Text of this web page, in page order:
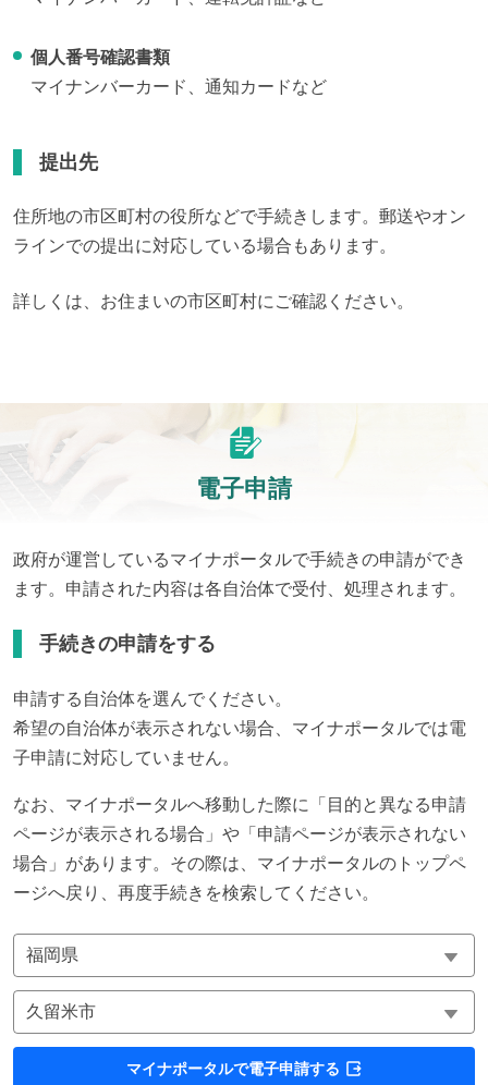
個人番号確認書類
マイナンバーカード、通知カードなど
提出先
住所地の市区町村の役所などで手続きします。郵送やオン
ラインでの提出に対応している場合もあります。
詳しくは、お住まいの市区町村にご確認ください。
電子申請
政府が運営しているマイナポータルで手続きの申請ができ
ます。申請された内容は各自治体で受付、処理されます。
手続きの申請をする
申請する自治体を選んでください。
希望の自治体が表示されない場合、マイナポータルでは電
子申請に対応していません。
なお、マイナポータルへ移動した際に「目的と異なる申請
ページが表示される場合」や「申請ページが表示されない
場合」があります。その際は、マイナポータルのトップペ
ージへ戻り、再度手続きを検索してください。
マイナポータルで電子申請する